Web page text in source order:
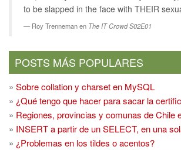
to be slapped in the face with THEIR
Roy Trenneman en The IT Crowd S02E01
POSTS MÁS POPULARES
» Sobre collation y charset en MySQL
» ¿Qué tengo que hacer para sacar la
» Regiones, provincias y comunas de Chile
» INSERT a partir de un SELECT, en una
» ¿Problemas en los tildes o acentos?